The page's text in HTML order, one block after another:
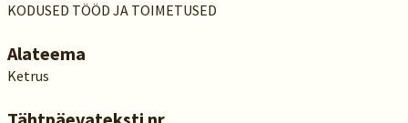
KODUSED TÖÖD JA TOIMETUSED
Alateema
Ketrus